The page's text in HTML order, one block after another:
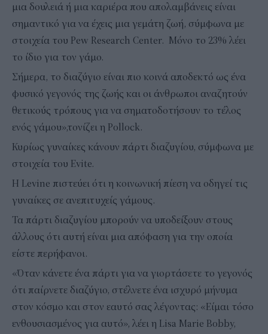
μια δουλειά ή μια καριέρα που απολαμβάνεις είναι
σημαντικό για να έχεις μια γεμάτη ζωή, σύμφωνα με
στοιχεία του Pew Research Center. Μόνο το 23% λέει
το ίδιο για τον γάμο.
Σήμερα, το διαζύγιο είναι πιο κοινά αποδεκτό ως ένα
φυσικό γεγονός της ζωής και οι άνθρωποι αναζητούν
θετικούς τρόπους για να σηματοδοτήσουν το τέλος
ενός γάμου»,τονίζει η Pollock.
Κυρίως γυναίκες κάνουν πάρτι διαζυγίου, σύμφωνα με
στοιχεία του Evite.
Η Levine πιστεύει ότι η κοινωνική πίεση να οδηγεί τις
γυναίκες σε ανεπιτυχείς γάμους.
Τα πάρτι διαζυγίου μπορούν να υποδείξουν στους
άλλους ότι αυτή είναι μια απόφαση για την οποία
είστε περήφανοι.
«Όταν κάνετε ένα πάρτι για να γιορτάσετε το γεγονός
ότι παίρνετε διαζύγιο, στέλνετε ένα ισχυρό μήνυμα
στον κόσμο και στον εαυτό σας λέγοντας: «Είμαι τόσο
ενθουσιασμένος για αυτό», λέει η Lisa Marie Bobby,